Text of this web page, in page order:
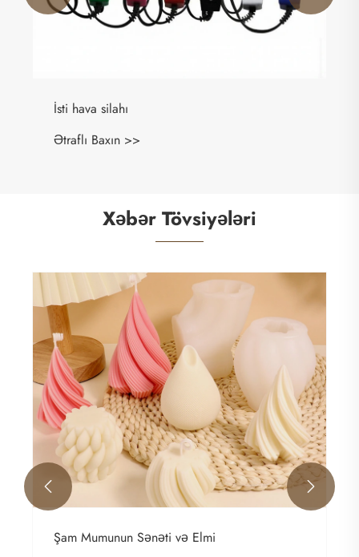
Xəbər Tövsiyələri
Qum mumu, şam hazırlama prosesini necə
təkmilləşdirə bilər?
Ətraflı Baxın >>
 